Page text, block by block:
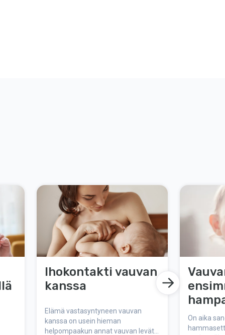
Ihokontakti vauvan
kanssa
Elämä vastasyntyneen vauvan
kanssa on usein hieman
helpompaakun annat vauvan levätä
mitä
On aika